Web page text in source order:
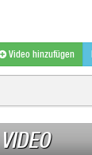
Video hinzufügen